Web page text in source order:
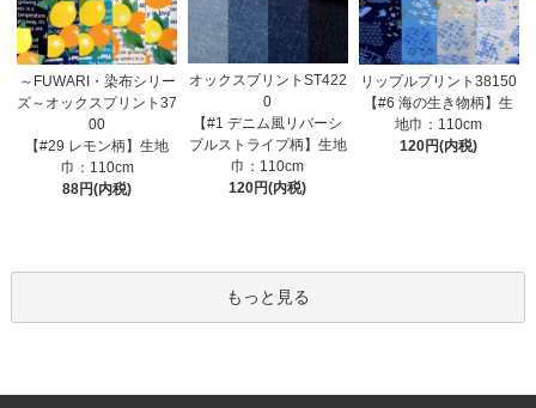
～FUWARI・染布シリー
ズ～オックスプリント37
00
【#29 レモン柄】生地
巾：110cm
88円(内税)
オックスプリントST422
0
【#1 デニム風リバーシ
ブルストライプ柄】生地
巾：110cm
120円(内税)
リップルプリント38150
【#6 海の生き物柄】生
地巾：110cm
120円(内税)
もっと見る